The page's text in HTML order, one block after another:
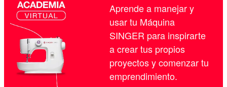
Aprende a manejar y
usar tu Máquina
SINGER para inspirarte
a crear tus propios
proyectos y comenzar tu
emprendimiento.